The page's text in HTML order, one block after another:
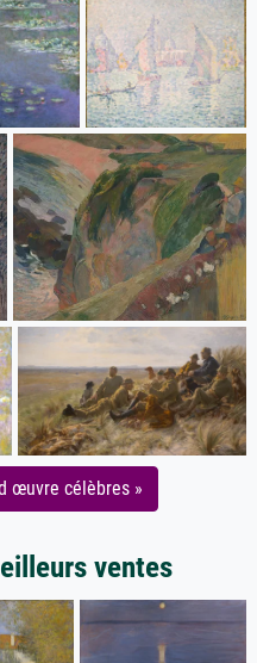
œuvre célèbres »
ventes